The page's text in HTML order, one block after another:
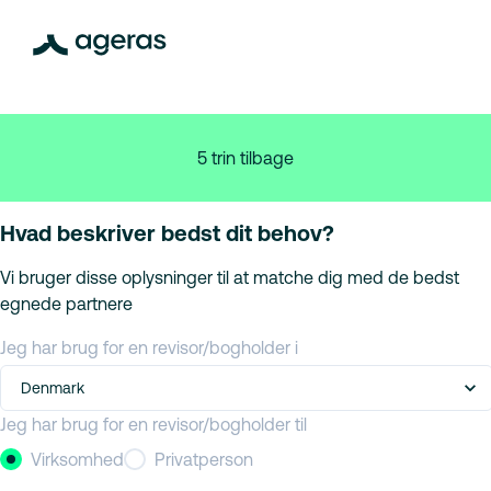
5 trin tilbage
Hvad beskriver bedst dit behov?
Vi bruger disse oplysninger til at matche dig med de bedst
egnede partnere
Jeg har brug for en revisor/bogholder i
Denmark
Jeg har brug for en revisor/bogholder til
Virksomhed
Privatperson